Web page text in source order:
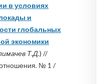
в условиях
и
глобальных
экономики
Т.Д.) //
№ 1 /